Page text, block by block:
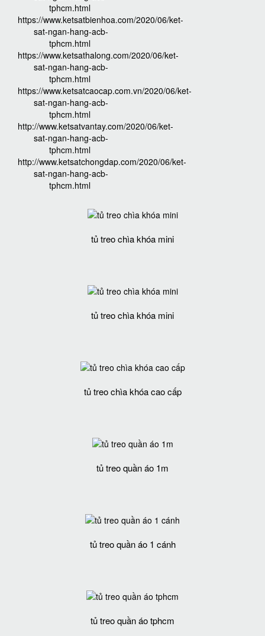
tphcm.html
https://www.ketsatbienhoa.com/2020/06/ket-
sat-ngan-hang-acb-
tphcm.html
https://www.ketsathalong.com/2020/06/ket-
sat-ngan-hang-acb-
tphcm.html
https://www.ketsatcaocap.com.vn/2020/06/ket-
sat-ngan-hang-acb-
tphcm.html
http://www.ketsatvantay.com/2020/06/ket-
sat-ngan-hang-acb-
tphcm.html
http://www.ketsatchongdap.com/2020/06/ket-
sat-ngan-hang-acb-
tphcm.html
tủ treo chìa khóa mini
tủ treo chìa khóa mini
tủ treo chìa khóa cao cấp
tủ treo quần áo 1m
tủ treo quần áo 1 cánh
tủ treo quần áo tphcm